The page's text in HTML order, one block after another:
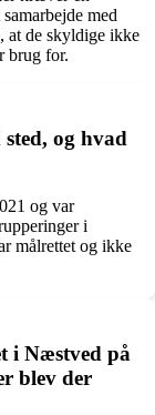
med
at de skyldige ikke
brug for.
og hvad
og var
i
målrettet og ikke
i Næstved på
blev der